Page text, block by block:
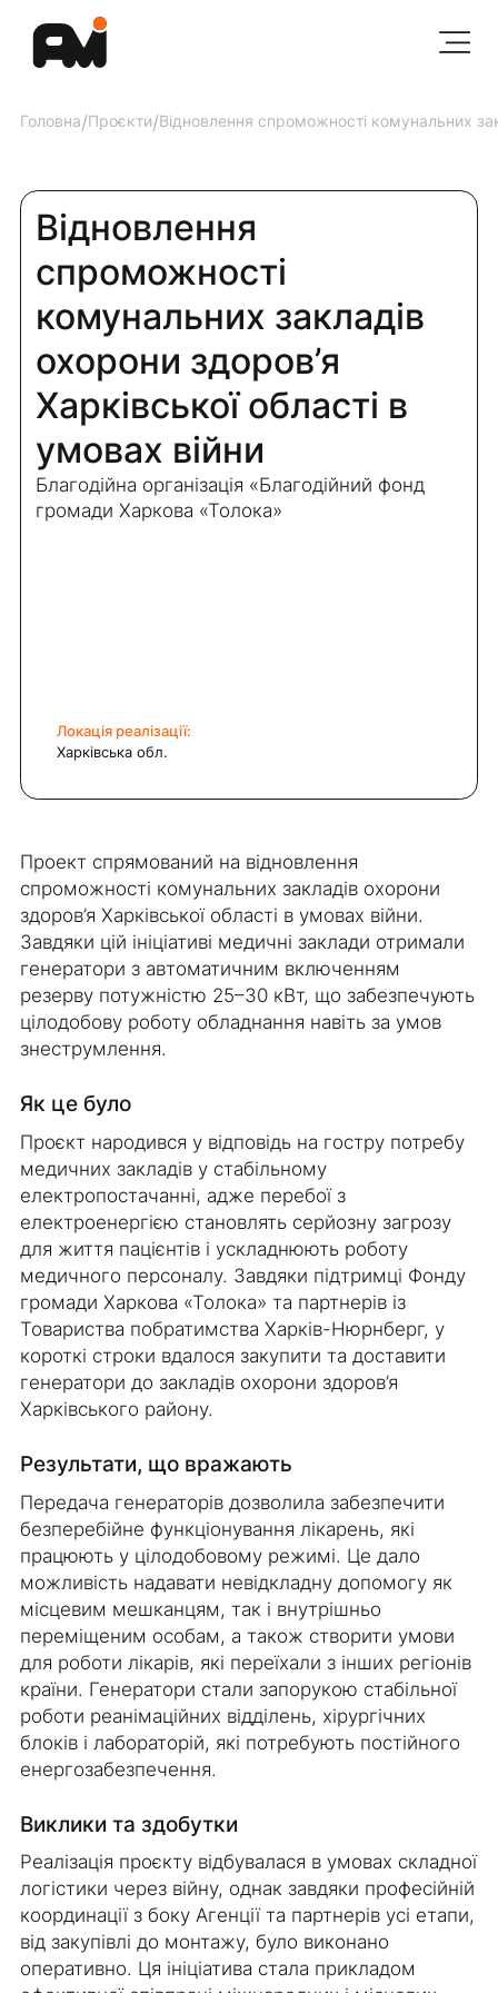
Головна/Проєкти/Відновлення спроможності комунальних
Відновлення
спроможності
комунальних закладів
охорони здоров’я
Харківської області в
умовах війни
Благодійна організація «Благодійний фонд
громади Харкова «Толока»
Локація реалізації:
Харківська обл.
Проект спрямований на відновлення
спроможності комунальних закладів охорони
здоров’я Харківської області в умовах війни.
Завдяки цій ініціативі медичні заклади отримали
генератори з автоматичним включенням
резерву потужністю 25–30 кВт, що забезпечують
цілодобову роботу обладнання навіть за умов
знеструмлення.
Як це було
Проєкт народився у відповідь на гостру потребу
медичних закладів у стабільному
електропостачанні, адже перебої з
електроенергією становлять серйозну загрозу
для життя пацієнтів і ускладнюють роботу
медичного персоналу. Завдяки підтримці Фонду
громади Харкова «Толока» та партнерів із
Товариства побратимства Харків-Нюрнберг, у
короткі строки вдалося закупити та доставити
генератори до закладів охорони здоров’я
Харківського району.
Результати, що вражають
Передача генераторів дозволила забезпечити
безперебійне функціонування лікарень, які
працюють у цілодобовому режимі. Це дало
можливість надавати невідкладну допомогу як
місцевим мешканцям, так і внутрішньо
переміщеним особам, а також створити умови
для роботи лікарів, які переїхали з інших регіонів
країни. Генератори стали запорукою стабільної
роботи реанімаційних відділень, хірургічних
блоків і лабораторій, які потребують постійного
енергозабезпечення.
Виклики та здобутки
Реалізація проєкту відбувалася в умовах складної
логістики через війну, однак завдяки професійній
координації з боку Агенції та партнерів усі етапи,
від закупівлі до монтажу, було виконано
оперативно. Ця ініціатива стала прикладом